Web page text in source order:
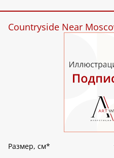
Countryside Near
Размер, см*